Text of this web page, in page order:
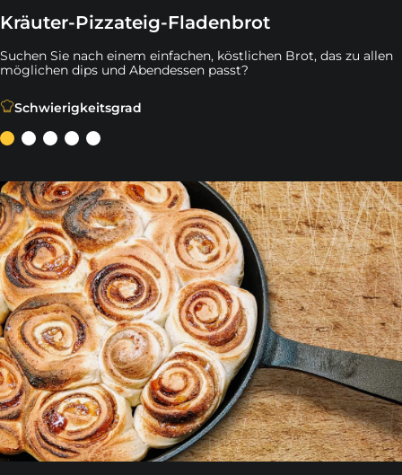
Kräuter-Pizzateig-Fladenbrot
Suchen Sie nach einem einfachen, köstlichen Brot, das zu allen
möglichen dips und Abendessen passt?
Schwierigkeitsgrad